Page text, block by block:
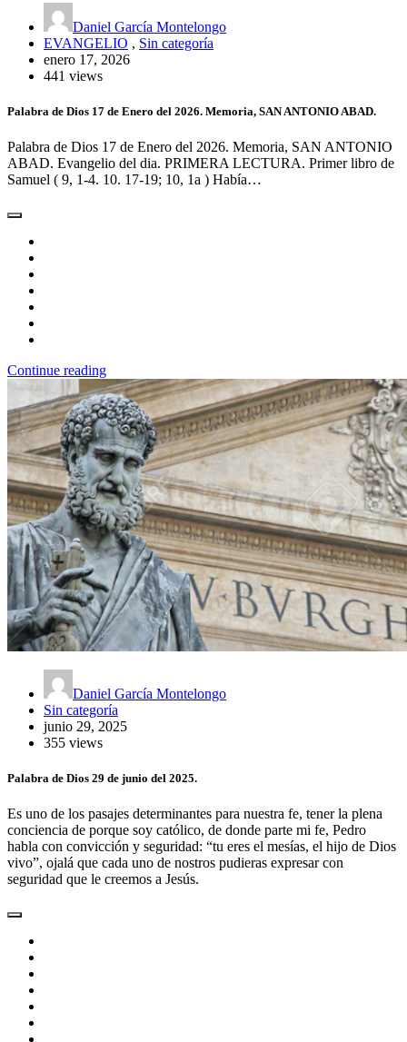
Daniel García Montelongo
EVANGELIO , Sin categoría
enero 17, 2026
441 views
Palabra de Dios 17 de Enero del 2026. Memoria, SAN ANTONIO ABAD.
Palabra de Dios 17 de Enero del 2026. Memoria, SAN ANTONIO
ABAD. Evangelio del dia. PRIMERA LECTURA. Primer libro de
Samuel ( 9, 1-4. 10. 17-19; 10, 1a ) Había…
Continue reading
Daniel García Montelongo
Sin categoría
junio 29, 2025
355 views
Palabra de Dios 29 de junio del 2025.
Es uno de los pasajes determinantes para nuestra fe, tener la plena
conciencia de porque soy católico, de donde parte mi fe, Pedro
habla con convicción y seguridad: “tu eres el mesías, el hijo de Dios
vivo”, ojalá que cada uno de nostros pudieras expresar con
seguridad que le creemos a Jesús.